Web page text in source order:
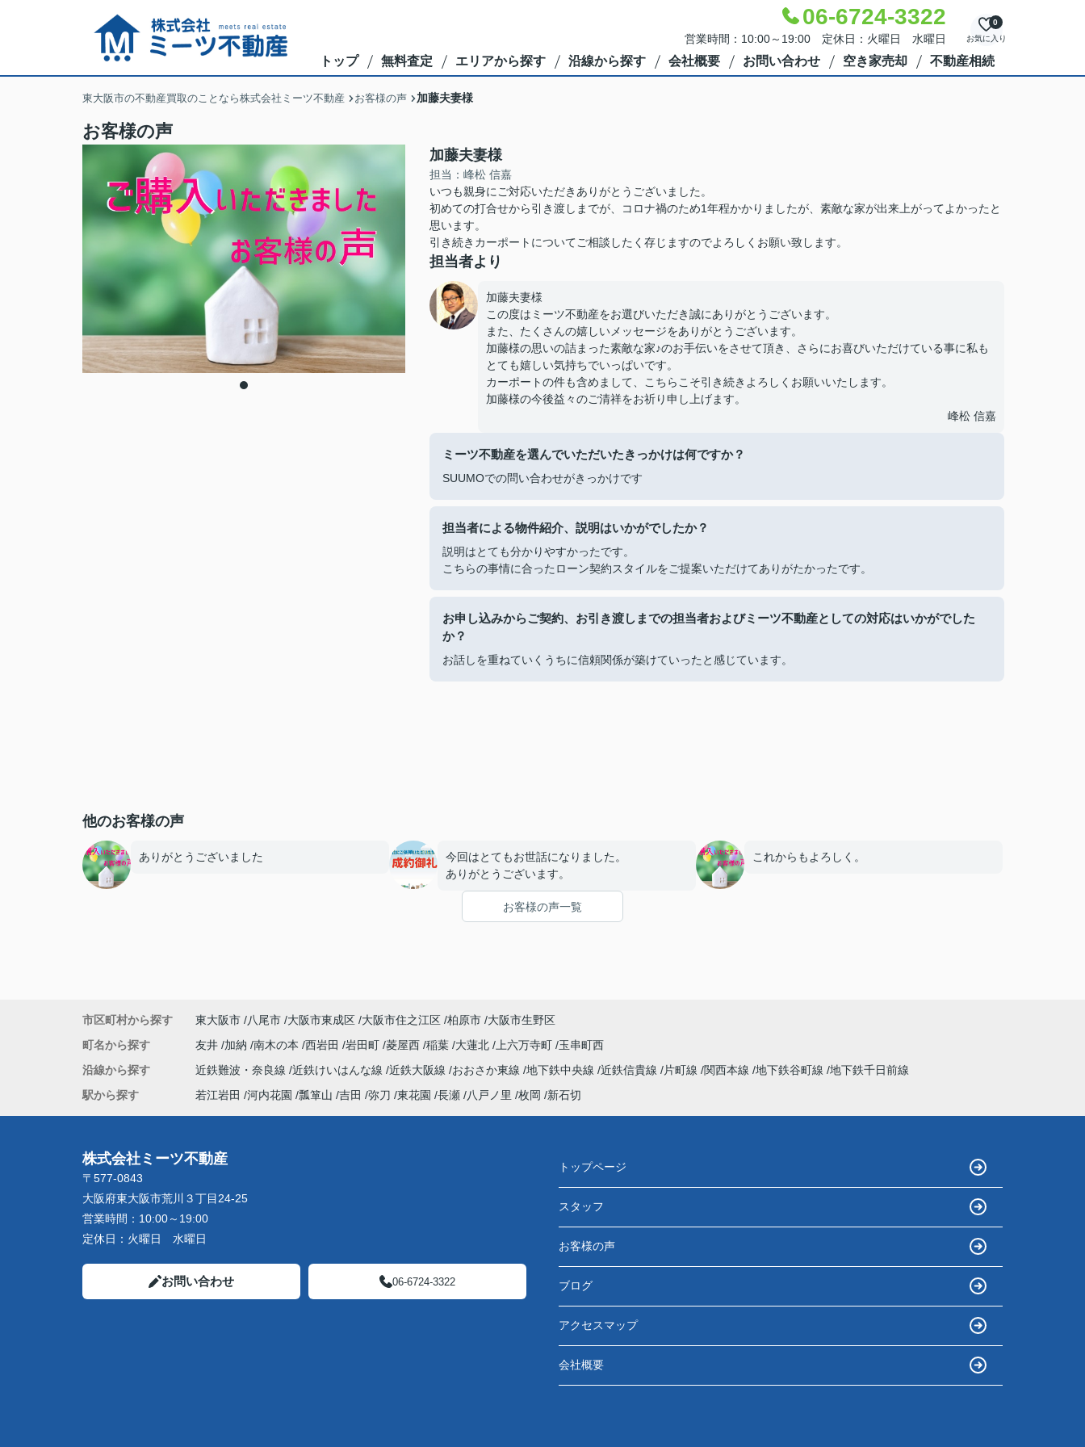
06-6724-3322
営業時間：10:00～19:00 定休日：火曜日 水曜日 お気に入り
0
トップ 無料査定 エリアから探す 沿線から探す 会社概要 お問い合わせ 空き家売却 不動産相続
東大阪市の不動産買取のことなら株式会社ミーツ不動産 お客様の声 加藤夫妻様
お客様の声
加藤夫妻様
担当：峰松 信嘉
いつも親身にご対応いただきありがとうございました。
初めての打合せから引き渡しまでが、コロナ禍のため1年程かかりましたが、素敵な家が出来上がってよかったと
思います。
引き続きカーポートについてご相談したく存じますのでよろしくお願い致します。
担当者より
加藤夫妻様
この度はミーツ不動産をお選びいただき誠にありがとうございます。
また、たくさんの嬉しいメッセージをありがとうございます。
加藤様の思いの詰まった素敵な家♪のお手伝いをさせて頂き、さらにお喜びいただけている事に私も
とても嬉しい気持ちでいっぱいです。
カーポートの件も含めまして、こちらこそ引き続きよろしくお願いいたします。
加藤様の今後益々のご清祥をお祈り申し上げます。
峰松 信嘉
ミーツ不動産を選んでいただいたきっかけは何ですか？
SUUMOでの問い合わせがきっかけです
担当者による物件紹介、説明はいかがでしたか？
説明はとても分かりやすかったです。
こちらの事情に合ったローン契約スタイルをご提案いただけてありがたかったです。
お申し込みからご契約、お引き渡しまでの担当者およびミーツ不動産としての対応はいかがでした
か？
お話しを重ねていくうちに信頼関係が築けていったと感じています。
他のお客様の声
ありがとうございました
今回はとてもお世話になりました。
ありがとうございます。
これからもよろしく。
お客様の声一覧
市区町村から探す 東大阪市 八尾市 大阪市東成区 大阪市住之江区 柏原市 大阪市生野区
町名から探す
友井 加納 南木の本 西岩田 岩田町 菱屋西 稲葉 大蓮北 上六万寺町 玉串町西
沿線から探す
近鉄難波・奈良線 近鉄けいはんな線 近鉄大阪線 おおさか東線 地下鉄中央線 近鉄信貴線 片町線 関西本線 地下鉄谷町線 地下鉄千日前線
駅から探す
若江岩田 河内花園 瓢箪山 吉田 弥刀 東花園 長瀬 八戸ノ里 枚岡 新石切
株式会社ミーツ不動産
〒577-0843
大阪府東大阪市荒川３丁目24-25
営業時間： 10:00～19:00
定休日： 火曜日 水曜日
お問い合わせ 06-6724-3322
トップページ
スタッフ
お客様の声
ブログ
アクセスマップ
会社概要